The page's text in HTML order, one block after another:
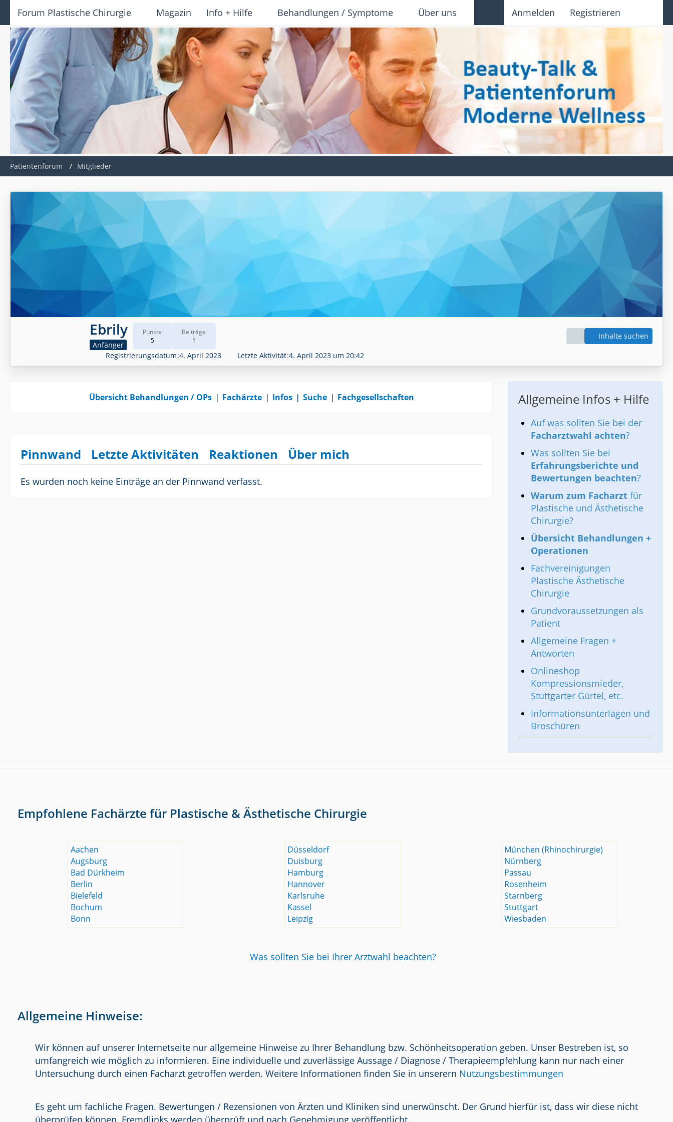
Forum Plastische Chirurgie Magazin Info + Hilfe Behandlungen / Symptome Über uns Anmelden Registrieren
Patientenforum Mitglieder
Ebrily
Anfänger
Punkte
5
Beiträge
1
Inhalte suchen
Registrierungsdatum 4. April 2023 Letzte Aktivität 4. April 2023 um 20:42
Übersicht Behandlungen / OPs❘ Fachärzte❘ Infos❘ Suche❘ Fachgesellschaften
Pinnwand Letzte Aktivitäten Reaktionen Über mich
Es wurden noch keine Einträge an der Pinnwand verfasst.
Allgemeine Infos + Hilfe
Auf was sollten Sie bei der
Facharztwahl achten?
Was sollten Sie bei
Erfahrungsberichte und
Bewertungen beachten?
Warum zum Facharzt für
Plastische und Ästhetische
Chirurgie?
Übersicht Behandlungen +
Operationen
Fachvereinigungen
Plastische Ästhetische
Chirurgie
Grundvoraussetzungen als
Patient
Allgemeine Fragen +
Antworten
Onlineshop
Kompressionsmieder,
Stuttgarter Gürtel, etc.
Informationsunterlagen und
Broschüren
Empfohlene Fachärzte für Plastische & Ästhetische Chirurgie
Aachen
Augsburg
Bad Dürkheim
Berlin
Bielefeld
Bochum
Bonn
Düsseldorf
Duisburg
Hamburg
Hannover
Karlsruhe
Kassel
Leipzig
München (Rhinochirurgie)
Nürnberg
Passau
Rosenheim
Starnberg
Stuttgart
Wiesbaden
Was sollten Sie bei Ihrer Arztwahl beachten?
Allgemeine Hinweise:
Wir können auf unserer Internetseite nur allgemeine Hinweise zu Ihrer Behandlung bzw. Schönheitsoperation geben. Unser Bestreben ist, so
umfangreich wie möglich zu informieren. Eine individuelle und zuverlässige Aussage / Diagnose / Therapieempfehlung kann nur nach einer
Untersuchung durch einen Facharzt getroffen werden. Weitere Informationen finden Sie in unserern Nutzungsbestimmungen
Es geht um fachliche Fragen. Bewertungen / Rezensionen von Ärzten und Kliniken sind unerwünscht. Der Grund hierfür ist, dass wir diese nicht
überprüfen können. Fremdlinks werden überprüft und nach Genehmigung veröffentlicht.